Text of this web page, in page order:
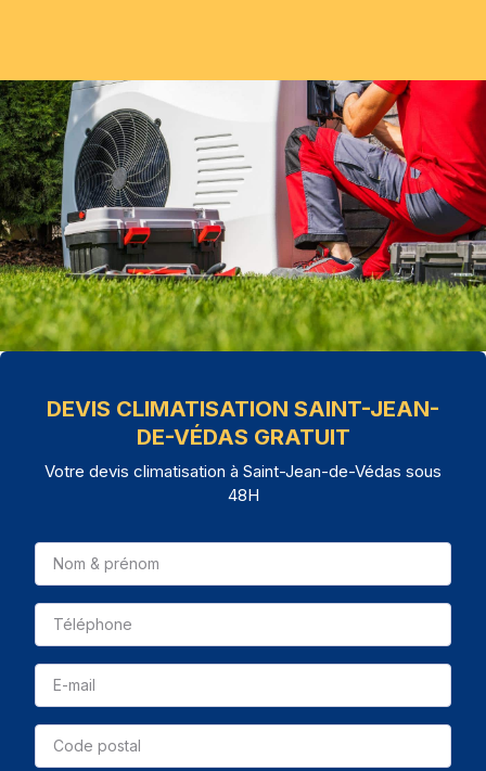
DEVIS CLIMATISATION SAINT-JEAN-
DE-VÉDAS GRATUIT
Votre devis climatisation à Saint-Jean-de-Védas sous
48H